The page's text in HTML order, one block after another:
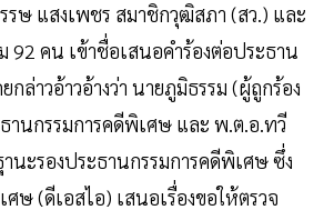
รษ แสงเพชร สมาชิกวุฒิสภา (สว.) และ
92 คน เข้าชื่อเสนอคำร้องต่อประธาน
กล่าวอ้าวอ้างว่า นายภูมิธรรม (ผู้ถูกร้อง
านกรรมการคดีพิเศษ และ พ.ต.อ.ทวี
นะรองประธานกรรมการคดีพิเศษ ซึ่ง
ษ (ดีเอสไอ) เสนอเรื่องขอให้ตรวจ